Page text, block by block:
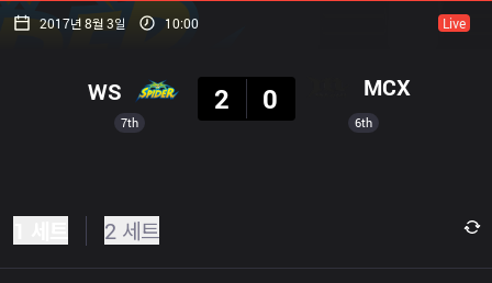
2017년 8월 3일 10:00 Live
7th
WS
2
0 MCX
6th
2 세트